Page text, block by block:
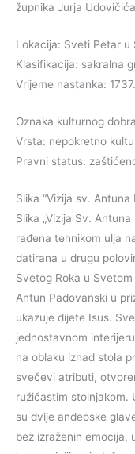
župnika Jurja
Lokacija: Sveti Petar u
Klasifikacija: sakralna
Vrijeme nastanka:
Oznaka kulturnog
Vrsta: nepokretno
Pravni status:
Slika “Vizija sv. Antuna
Slika „Vizija Sv.
rađena tehnikom ulja
datirana u drugu
Svetog Roka u
Antun Padovanski u
ukazuje dijete Isus.
jednostavnom
na oblaku iznad stola
svečevi atributi,
ružičastim stolnjakom.
su dvije anđeoske
bez izraženih emocija,